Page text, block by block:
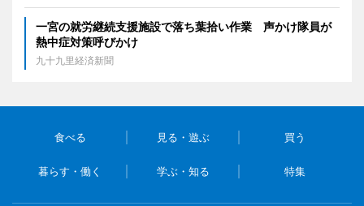
一宮の就労継続支援施設で落ち葉拾い作業 声かけ隊員が
熱中症対策呼びかけ
九十九里経済新聞
食べる 見る・遊ぶ 買う
暮らす・働く 学ぶ・知る 特集